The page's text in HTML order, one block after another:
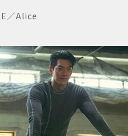
／Alice